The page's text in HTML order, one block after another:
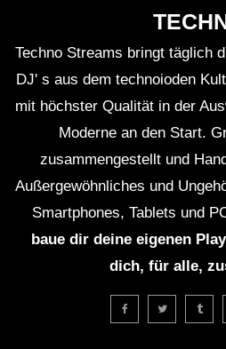
Nagevmeri –
Mix | Weekly Set |
Nagevmeri –
Mix | Weekly Set
MeloDark Techno
Techno Streams bringt täglich
DJ' s aus dem technoioden
mit höchster Qualität in der
Moderne an den Start.
zusammengestellt und
Außergewöhnliches und
Smartphones, Tablets und
baue dir deine eigenen
dich, für alle,